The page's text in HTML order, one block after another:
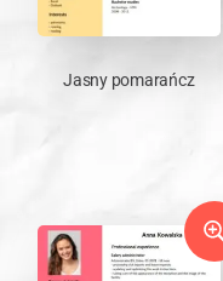
Jasny pomarańcz